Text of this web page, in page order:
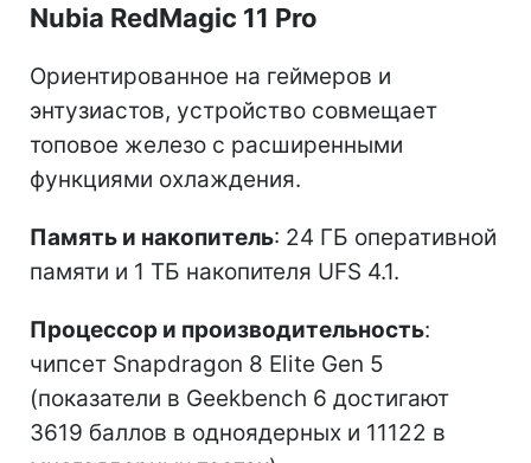
Nubia RedMagic 11 Pro
Ориентированное на геймеров и
энтузиастов, устройство совмещает
топовое железо с расширенными
функциями охлаждения.
Память и накопитель: 24 ГБ оперативной
памяти и 1 ТБ накопителя UFS 4.1.
Процессор и производительность:
чипсет Snapdragon 8 Elite Gen 5
(показатели в Geekbench 6 достигают
3619 баллов в одноядерных и 11122 в